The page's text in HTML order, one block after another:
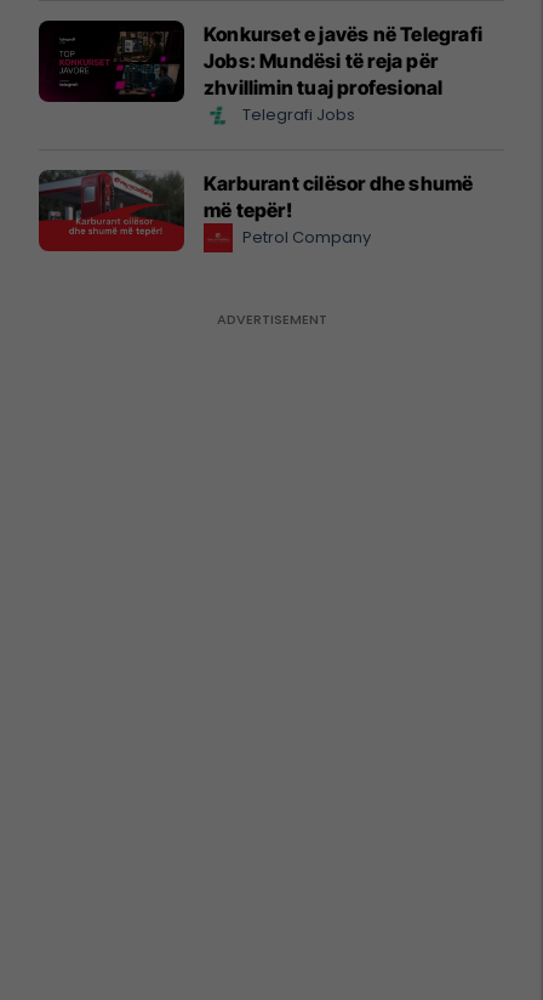
Konkurset e javës në Telegrafi
Jobs: Mundësi të reja për
zhvillimin tuaj profesional
Telegrafi Jobs
Karburant cilësor dhe shumë
më tepër!
Petrol Company